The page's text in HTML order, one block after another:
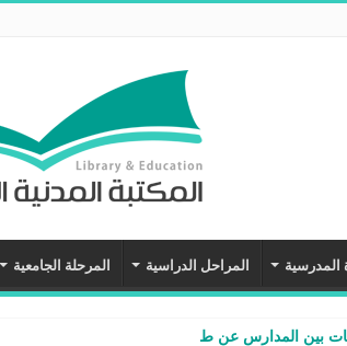
المدرسية المراحل الدراسية المرحلة الجامعية
بين المدارس عن طريق نظام نور – شرح وفيديو